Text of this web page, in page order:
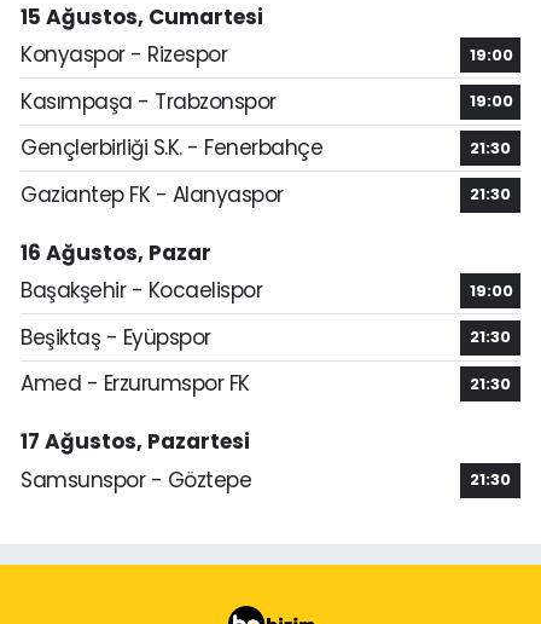
15 Ağustos, Cumartesi
Konyaspor - Rizespor
19:00
Kasımpaşa - Trabzonspor 19:00
Gençlerbirliği S.K. - Fenerbahçe 21:30
Gaziantep FK - Alanyaspor 21:30
16 Ağustos, Pazar
Başakşehir - Kocaelispor
19:00
Beşiktaş - Eyüpspor 21:30
Amed - Erzurumspor FK 21:30
17 Ağustos, Pazartesi
Samsunspor - Göztepe
21:30